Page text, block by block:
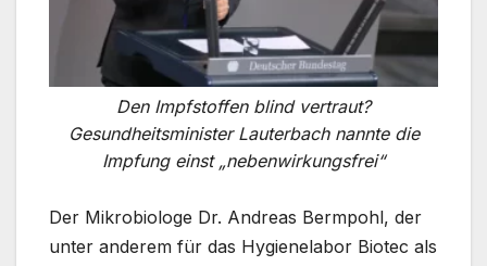
Den Impfstoffen blind vertraut?
Gesundheitsminister Lauterbach nannte die
Impfung einst „nebenwirkungsfrei“
Der Mikrobiologe Dr. Andreas Bermpohl, der
unter anderem für das Hygienelabor Biotec als